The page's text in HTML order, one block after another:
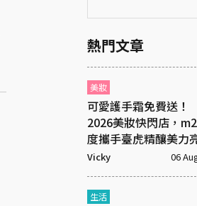
熱門文章
美妝
可愛護手霜免費送！
2026美妝快閃店，
度攜手臺虎精釀美力
Vicky 06
生活